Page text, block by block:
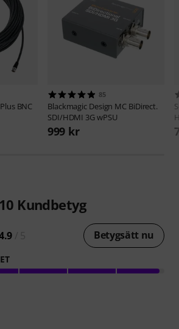
BNC
85
Blackmagic Design MC BiDirect.
SDI/HDMI 3G wPSU
999 kr
10 Kundbetyg
Betygsätt nu